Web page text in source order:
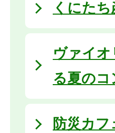
くにた
ヴァイ
る夏のコ
防災カフ